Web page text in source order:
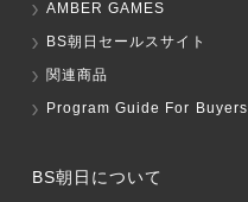
AMBER GAMES
BS朝日セールスサイト
関連商品
Program Guide For Buyers
BS朝日について